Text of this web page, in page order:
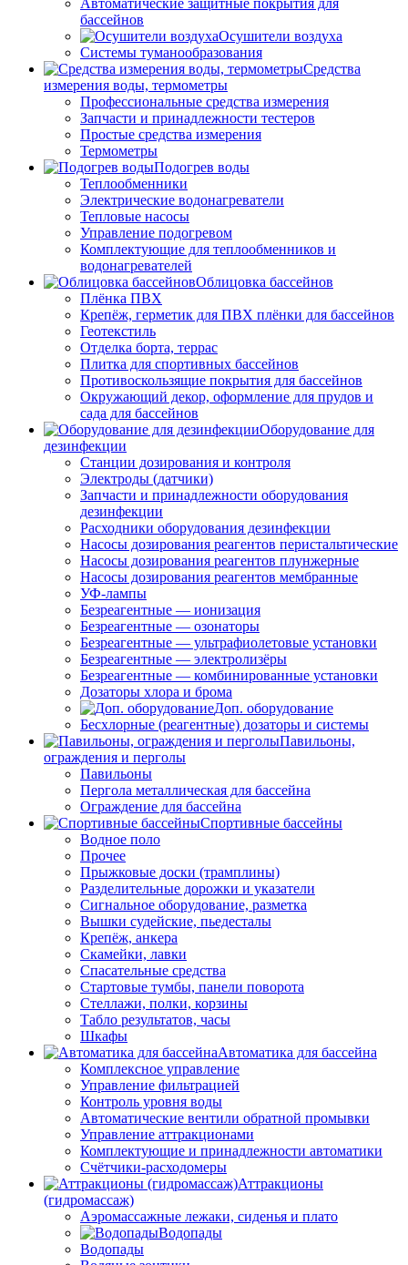
Автоматические защитные покрытия для
бассейнов
Осушители воздуха
Системы туманообразования
Средства
измерения воды, термометры
Профессиональные средства измерения
Запчасти и принадлежности тестеров
Простые средства измерения
Термометры
Подогрев воды
Теплообменники
Электрические водонагреватели
Тепловые насосы
Управление подогревом
Комплектующие для теплообменников и
водонагревателей
Облицовка бассейнов
Плёнка ПВХ
Крепёж, герметик для ПВХ плёнки для бассейнов
Геотекстиль
Отделка борта, террас
Плитка для спортивных бассейнов
Противоскользящие покрытия для бассейнов
Окружающий декор, оформление для прудов и
сада для бассейнов
Оборудование для
дезинфекции
Станции дозирования и контроля
Электроды (датчики)
Запчасти и принадлежности оборудования
дезинфекции
Расходники оборудования дезинфекции
Насосы дозирования реагентов перистальтические
Насосы дозирования реагентов плунжерные
Насосы дозирования реагентов мембранные
УФ-лампы
Безреагентные — ионизация
Безреагентные — озонаторы
Безреагентные — ультрафиолетовые установки
Безреагентные — электролизёры
Безреагентные — комбинированные установки
Дозаторы хлора и брома
Доп. оборудование
Бесхлорные (реагентные) дозаторы и системы
Павильоны,
ограждения и перголы
Павильоны
Пергола металлическая для бассейна
Ограждение для бассейна
Спортивные бассейны
Водное поло
Прочее
Прыжковые доски (трамплины)
Разделительные дорожки и указатели
Cигнальное оборудование, разметка
Вышки судейские, пьедесталы
Крепёж, анкера
Скамейки, лавки
Спасательные средства
Стартовые тумбы, панели поворота
Стеллажи, полки, корзины
Табло результатов, часы
Шкафы
Автоматика для бассейна
Комплексное управление
Управление фильтрацией
Контроль уровня воды
Автоматические вентили обратной промывки
Управление аттракционами
Комплектующие и принадлежности автоматики
Счётчики-расходомеры
Аттракционы
(гидромассаж)
Аэромассажные лежаки, сиденья и плато
Водопады
Водопады